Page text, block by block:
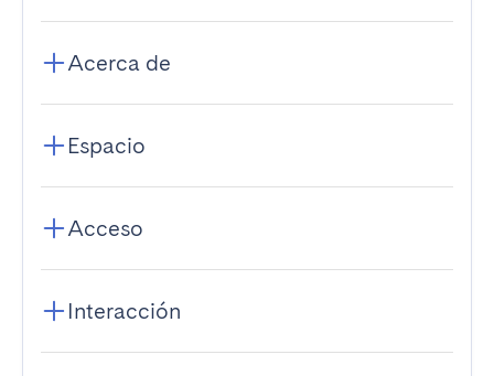
Acerca de
Espacio
Acceso
Interacción